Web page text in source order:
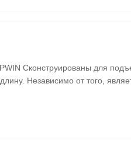
Сконструированы для
Независимо от того,
суда, или пристань для…